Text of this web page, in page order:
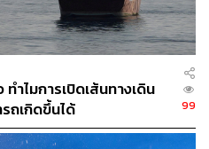
บผลกระทบ ควรลงทะเบียน
อแจ้งพิกัดกับสถาน
ตือนฉุกเฉินโดยตรง
ทย สามารถตรวจสอบข้อมูล
งในกรุงเทพฯ เช่น
ำไมการเปิดเส้นทางเดิน
ถเกิดขึ้นได้
99